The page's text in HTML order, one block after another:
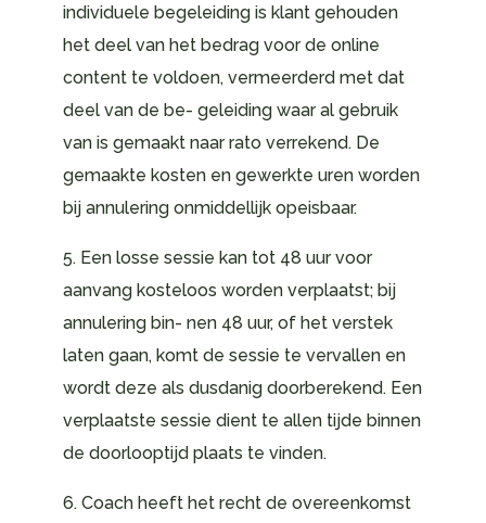
individuele begeleiding is klant gehouden
het deel van het bedrag voor de online
content te voldoen, vermeerderd met dat
deel van de be- geleiding waar al gebruik
van is gemaakt naar rato verrekend. De
gemaakte kosten en gewerkte uren worden
bij annulering onmiddellijk opeisbaar.
5. Een losse sessie kan tot 48 uur voor
aanvang kosteloos worden verplaatst; bij
annulering bin- nen 48 uur, of het verstek
laten gaan, komt de sessie te vervallen en
wordt deze als dusdanig doorberekend. Een
verplaatste sessie dient te allen tijde binnen
de doorlooptijd plaats te vinden.
6. Coach heeft het recht de overeenkomst